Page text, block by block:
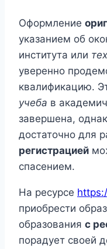
Оформление
указанием об
института или
уверенно
квалификацию.
учеба в
завершена,
достаточно для
регистрацией
спасением.
На ресурсе
приобрести
образования с
порадует своей